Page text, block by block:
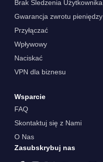
Brak Śledzenia Użytkownika
Gwarancja zwrotu pieniędzy
Przyłączać
Wpływowy
Naciskać
VPN dla biznesu
Wsparcie
FAQ
Skontaktuj się z Nami
O Nas
Zasubskrybuj nas